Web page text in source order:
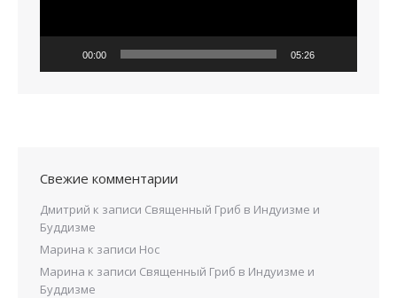
00:00 05:26
Свежие комментарии
Дмитрий к записи Священный Гриб в Индуизме и
Буддизме
Марина к записи Нос
Марина к записи Священный Гриб в Индуизме и
Буддизме